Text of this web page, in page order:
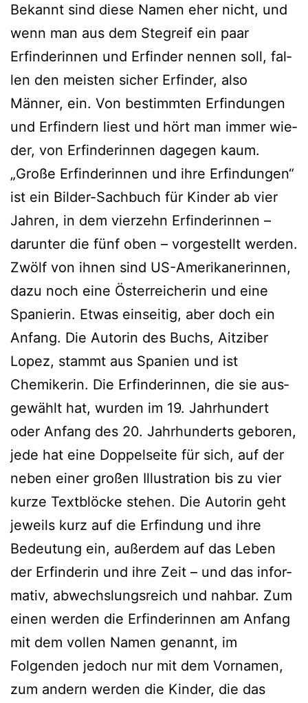
Bekannt sind die­se Namen eher nicht, und
wenn man aus dem Stegreif ein paar
Erfinderinnen und Erfinder nen­nen soll, fal­
len den meis­ten sicher Erfinder, also
Männer, ein. Von bestimm­ten Erfindungen
und Erfindern liest und hört man immer wie­
der, von Erfinderinnen dage­gen kaum.
„Große Erfinderinnen und ihre Erfindungen“
ist ein Bilder-Sachbuch für Kinder ab vier
Jahren, in dem vier­zehn Erfinderinnen –
dar­un­ter die fünf oben – vor­ge­stellt wer­den.
Zwölf von ihnen sind US-Amerikanerinnen,
dazu noch eine Österreicherin und eine
Spanierin. Etwas ein­sei­tig, aber doch ein
Anfang. Die Autorin des Buchs, Aitziber
Lopez, stammt aus Spanien und ist
Chemikerin. Die Erfinderinnen, die sie aus­
ge­wählt hat, wur­den im 19. Jahrhundert
oder Anfang des 20. Jahrhunderts gebo­ren,
jede hat eine Doppelseite für sich, auf der
neben einer gro­ßen Illustration bis zu vier
kur­ze Textblöcke ste­hen. Die Autorin geht
jeweils kurz auf die Erfindung und ihre
Bedeutung ein, außer­dem auf das Leben
der Erfinderin und ihre Zeit – und das infor­
ma­tiv, abwechs­lungs­reich und nah­bar. Zum
einen wer­den die Erfinderinnen am Anfang
mit dem vol­len Namen genannt, im
Folgenden jedoch nur mit dem Vornamen,
zum andern wer­den die Kinder, die das